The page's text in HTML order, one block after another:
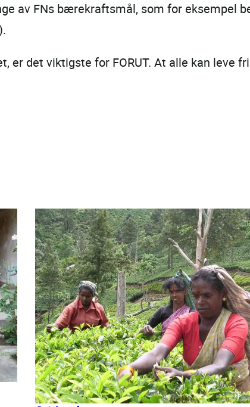
av FNs bærekraftsmål, som for eksempel
er det viktigste for FORUT. At alle kan leve